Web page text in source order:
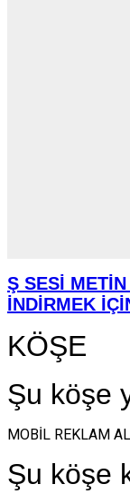
Ş SESİ
İNDİRMEK
KÖŞE
Şu köşe
MOBİL REKLAM
Şu köşe